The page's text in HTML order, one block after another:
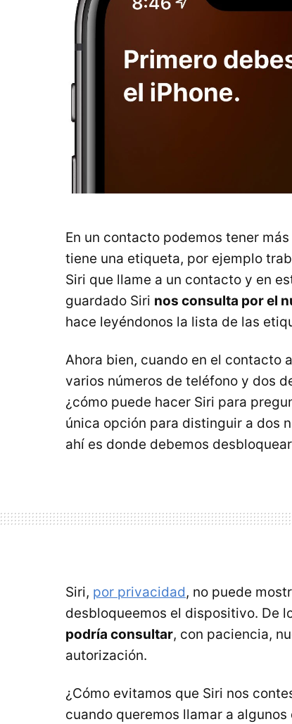
En un contacto podemos tener
tiene una etiqueta, por ejemplo
Siri que llame a un contacto y en
guardado Siri nos consulta por el
hace leyéndonos la lista de las
Ahora bien, cuando en el contacto
varios números de teléfono y dos
¿cómo puede hacer Siri para
única opción para distinguir a dos
ahí es donde debemos
Siri, por privacidad, no puede
desbloqueemos el dispositivo. De
podría consultar, con paciencia,
autorización.
¿Cómo evitamos que Siri nos
cuando queremos llamar a